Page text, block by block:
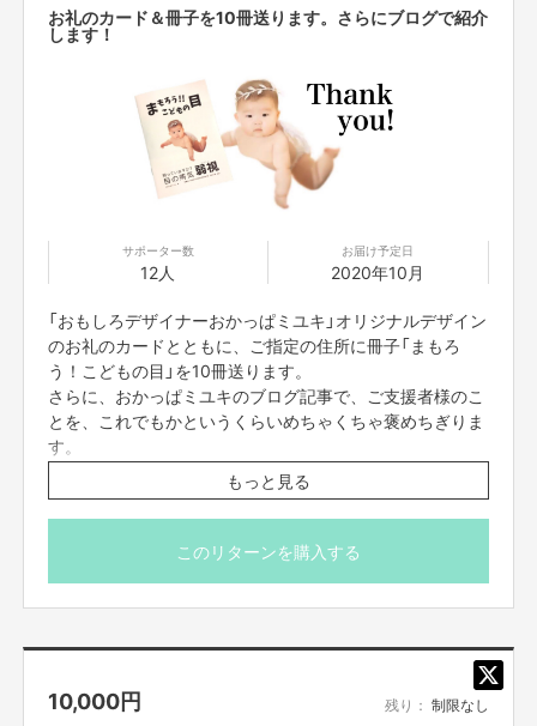
冊子が印刷業者から届き次第、順次リターンの発送を行います。
その様子をおかっぱミユキのブログ記事で報告いたします。
おわりに
弱視は、小さな子供の頃に発見し、適切な治療をすれば、きちんと視力が発
達する場合がほとんどです。
もし、お子さんの目に病気が見つかったら、周りの大人も一緒になって治療
に取り組んであげてください。
治療のためのメガネやアイパッチを、何も知らないお友達に悪気なくからか
ショックを受けるパパやママを見て、「自分の目のせいで大好きなパパやマ
お礼のカード＆冊子を10冊送ります。さらにブログで紹介
します！
サポーター数
12人
お届け予定日
2020年10月
「おもしろデザイナーおかっぱミユキ」オリジナルデザイン
のお礼のカードとともに、ご指定の住所に冊子「まもろ
う！こどもの目」を10冊送ります。
さらに、おかっぱミユキのブログ記事で、ご支援者様のこ
とを、これでもかというくらいめちゃくちゃ褒めちぎりま
す。
いただいたお金を印刷代や送料にさせていただきます。
もっと見る
このリターンを購入する
10,000円 残り： 制限なし